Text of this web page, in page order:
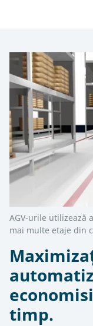
AGV-urile utilizează
mai multe etaje din
timp.